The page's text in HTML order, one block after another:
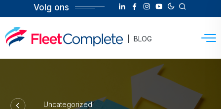
Volg ons
BLOG
Uncategorized